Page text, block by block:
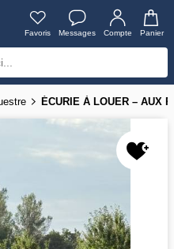
Favoris Messages Compte Panier
ÉCURIE À LOUER – AUX